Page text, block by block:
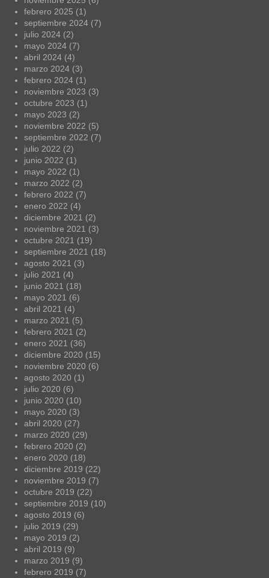
febrero 2025 (1)
septiembre 2024 (7)
julio 2024 (2)
mayo 2024 (7)
abril 2024 (4)
marzo 2024 (3)
febrero 2024 (1)
noviembre 2023 (3)
octubre 2023 (1)
mayo 2023 (2)
noviembre 2022 (5)
septiembre 2022 (7)
julio 2022 (2)
junio 2022 (1)
mayo 2022 (1)
marzo 2022 (2)
febrero 2022 (7)
enero 2022 (4)
diciembre 2021 (2)
noviembre 2021 (3)
octubre 2021 (19)
septiembre 2021 (18)
agosto 2021 (3)
julio 2021 (4)
junio 2021 (18)
mayo 2021 (6)
abril 2021 (4)
marzo 2021 (5)
febrero 2021 (2)
enero 2021 (36)
diciembre 2020 (15)
noviembre 2020 (6)
agosto 2020 (1)
julio 2020 (6)
junio 2020 (10)
mayo 2020 (3)
abril 2020 (27)
marzo 2020 (29)
febrero 2020 (2)
enero 2020 (18)
diciembre 2019 (22)
noviembre 2019 (7)
octubre 2019 (22)
septiembre 2019 (10)
agosto 2019 (6)
julio 2019 (29)
mayo 2019 (2)
abril 2019 (9)
marzo 2019 (9)
febrero 2019 (7)